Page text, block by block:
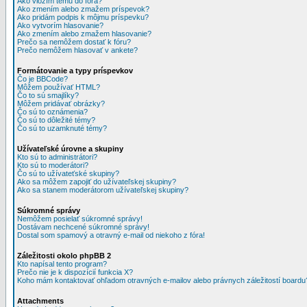
Ako zmením alebo zmažem príspevok?
Ako pridám podpis k môjmu príspevku?
Ako vytvorím hlasovanie?
Ako zmením alebo zmažem hlasovanie?
Prečo sa nemôžem dostať k fóru?
Prečo nemôžem hlasovať v ankete?
Formátovanie a typy príspevkov
Čo je BBCode?
Môžem používať HTML?
Čo to sú smajlíky?
Môžem pridávať obrázky?
Čo sú to oznámenia?
Čo sú to dôležité témy?
Čo sú to uzamknuté témy?
Užívateľské úrovne a skupiny
Kto sú to administrátori?
Kto sú to moderátori?
Čo sú to užívateťské skupiny?
Ako sa môžem zapojiť do užívateľskej skupiny?
Ako sa stanem moderátorom užívateľskej skupiny?
Súkromné správy
Nemôžem posielať súkromné správy!
Dostávam nechcené súkromné správy!
Dostal som spamový a otravný e-mail od niekoho z fóra!
Záležitosti okolo phpBB 2
Kto napísal tento program?
Prečo nie je k dispozícií funkcia X?
Koho mám kontaktovať ohľadom otravných e-mailov alebo právnych záležitostí
Attachments